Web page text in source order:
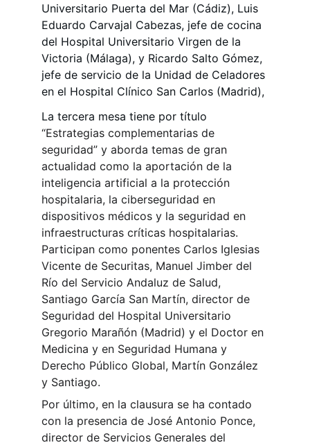
Universitario Puerta del Mar (Cádiz), Luis
Eduardo Carvajal Cabezas, jefe de cocina
del Hospital Universitario Virgen de la
Victoria (Málaga), y Ricardo Salto Gómez,
jefe de servicio de la Unidad de Celadores
en el Hospital Clínico San Carlos (Madrid),
La tercera mesa tiene por título
“Estrategias complementarias de
seguridad” y aborda temas de gran
actualidad como la aportación de la
inteligencia artificial a la protección
hospitalaria, la ciberseguridad en
dispositivos médicos y la seguridad en
infraestructuras críticas hospitalarias.
Participan como ponentes Carlos Iglesias
Vicente de Securitas, Manuel Jimber del
Río del Servicio Andaluz de Salud,
Santiago García San Martín, director de
Seguridad del Hospital Universitario
Gregorio Marañón (Madrid) y el Doctor en
Medicina y en Seguridad Humana y
Derecho Público Global, Martín González
y Santiago.
Por último, en la clausura se ha contado
con la presencia de José Antonio Ponce,
director de Servicios Generales del